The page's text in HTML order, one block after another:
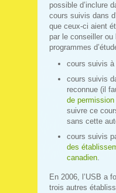
possible d’inclure
cours suivis dans
que ceux-ci aient
par le conseiller
programmes
cours suivis à
cours suivis
reconnue (il
de permission
suivre ce
sans cette
cours suivis
des
canadien.
En 2006, l’USB a
trois autres